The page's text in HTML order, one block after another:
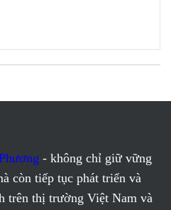
- không chỉ giữ vững
còn tiếp tục phát triển và
trên thị trường Việt Nam và